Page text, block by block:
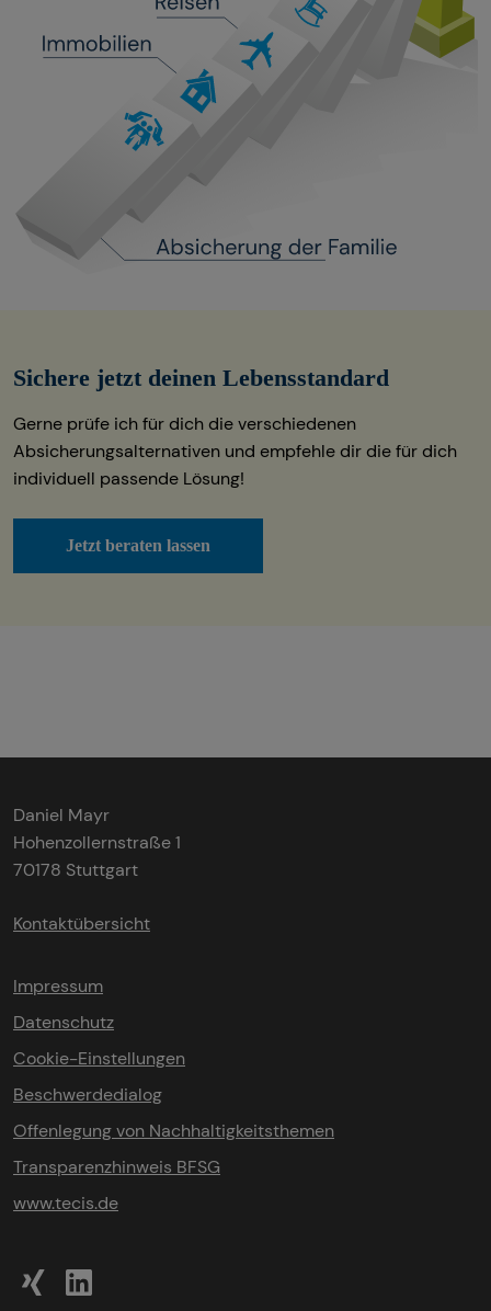
Sichere jetzt deinen Lebensstandard
Gerne prüfe ich für dich die verschiedenen
Absicherungsalternativen und empfehle dir die für dich
individuell passende Lösung!
Jetzt beraten lassen
Daniel Mayr
Hohenzollernstraße 1
70178 Stuttgart
Kontaktübersicht
Impressum
Datenschutz
Cookie-Einstellungen
Beschwerdedialog
Offenlegung von Nachhaltigkeitsthemen
Transparenzhinweis BFSG
www.tecis.de